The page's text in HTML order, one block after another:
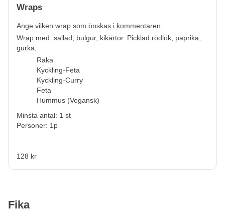
Wraps
Ange vilken wrap som önskas i kommentaren:
Wrap med: sallad, bulgur, kikärtor. Picklad rödlök, paprika,
gurka,
Räka
Kyckling-Feta
Kyckling-Curry
Feta
Hummus (Vegansk)
Minsta antal: 1 st
Personer: 1p
128 kr
Fika